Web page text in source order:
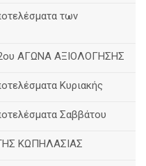
των
ΑΓΩΝΑ ΑΞΙΟΛΟΓΗΣΗΣ
Κυριακής
Σαββάτου
ΚΩΠΗΛΑΣΙΑΣ